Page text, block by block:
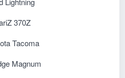
370Z
Tacoma
Magnum